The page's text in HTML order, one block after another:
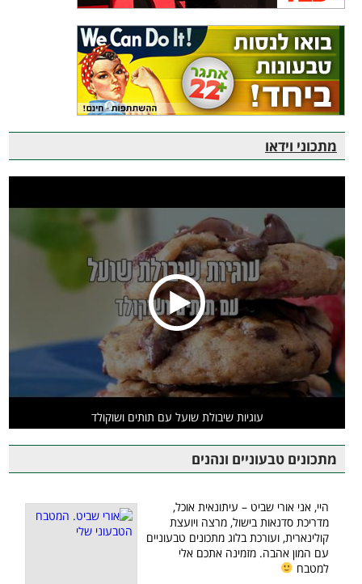
מתכוני וידאו
עוגיות שיבולת שועל עם תותים ושוקולד
מתכונים טבעוניים ונהנים
היי, אני אורי שביט – עיתונאית אוכל,
מדריכת סדנאות בישול, מרצה ויועצת
קולינארית, ועורכת בלוג מתכונים טבעוניים
עם המון אהבה. מזמינה אתכם אלי
למטבח